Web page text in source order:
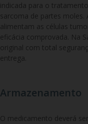
indicada para o
sarcoma de partes
alimentam as células
eficácia comprovada. Na
original com total
entrega.
Armazenamento
O medicamento deverá